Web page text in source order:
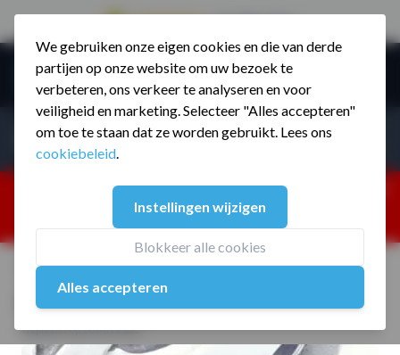
We gebruiken onze eigen cookies en die van derde
partijen op onze website om uw bezoek te
verbeteren, ons verkeer te analyseren en voor
veiligheid en marketing. Selecteer "Alles accepteren"
om toe te staan dat ze worden gebruikt. Lees ons
cookiebeleid.
Instellingen wijzigen
Blokkeer alle cookies
Alles accepteren
Ga naar de inhoud
Menu
Producten zoeken...
25% korting ivm vakantiesluiting. Gebruik code:
ZOMERMP. muv vloeren, fitnesstoestellen, boksartikelen,
zakelijk en dealer inlog. Verzending vanaf 19 aug.
Home / Blog / Blessures vermijden
Blessures vermijden
Geplaatst op 26 Mrt 2022